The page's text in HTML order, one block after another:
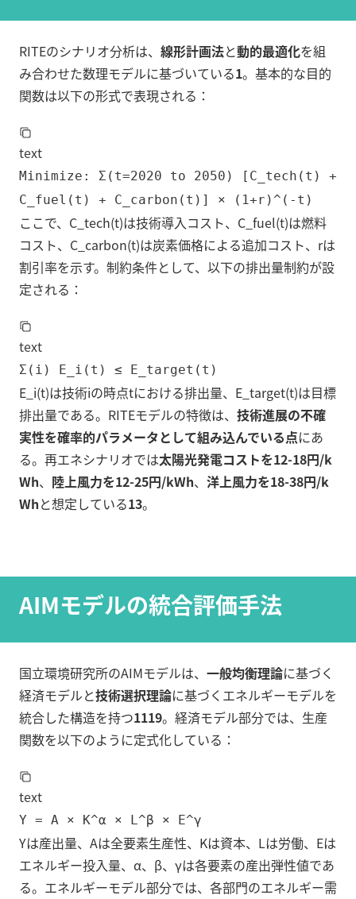
RITEのシナリオ分析は、 線形計画法と動的最適化を組
み合わせた数理モデルに基づいている1。基本的な目的
関数は以下の形式で表現される：
text
Minimize: Σ(t=2020 to 2050) [C_tech(t) +
C_fuel(t) + C_carbon(t)] × (1+r)^(-t)
ここで、C_tech(t)は技術導入コスト、C_fuel(t)は燃料
コスト、C_carbon(t)は炭素価格による追加コスト、rは
割引率を示す。制約条件として、以下の排出量制約が設
定される：
text
Σ(i) E_i(t) ≤ E_target(t)
E_i(t)は技術iの時点tにおける排出量、E_target(t)は目標
排出量である。RITEモデルの特徴は、 技術進展の不確
実性を確率的パラメータとして組み込んでいる点にあ
る。再エネシナリオでは太陽光発電コストを12-18円/k
Wh、 陸上風力を12-25円/kWh、 洋上風力を18-38円/k
Whと想定している13。
AIMモデルの統合評価手法
国立環境研究所のAIMモデルは、 一般均衡理論に基づく
経済モデルと技術選択理論に基づくエネルギーモデルを
統合した構造を持つ1119。経済モデル部分では、生産
関数を以下のように定式化している：
text
Y = A × K^α × L^β × E^γ
Yは産出量、Aは全要素生産性、Kは資本、Lは労働、Eは
エネルギー投入量、α、β、γは各要素の産出弾性値であ
る。エネルギーモデル部分では、各部門のエネルギー需